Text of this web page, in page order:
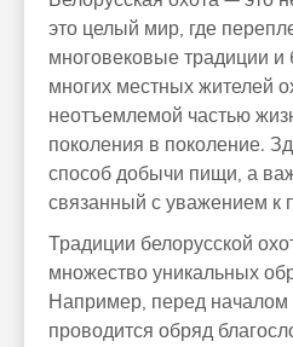
это целый мир, где
многовековые традиции и
многих местных жителей
неотъемлемой частью
поколения в поколение.
способ добычи пищи, а
связанный с уважением к
Традиции белорусской
множество уникальных
Например, перед началом
проводится обряд